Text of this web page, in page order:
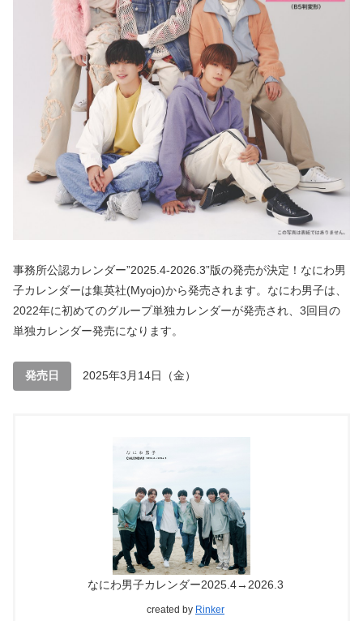
事務所公認カレンダー”2025.4-2026.3”版の発売が決定！なにわ男
子カレンダーは集英社(Myojo)から発売されます。なにわ男子は、
2022年に初めてのグループ単独カレンダーが発売され、3回目の
単独カレンダー発売になります。
発売日 2025年3月14日（金）
なにわ男子カレンダー2025.4→2026.3
created by Rinker